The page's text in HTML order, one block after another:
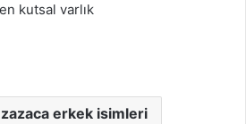
kutsal varlık
erkek isimleri